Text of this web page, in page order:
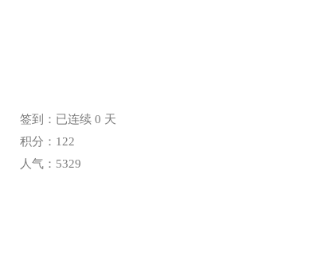
签到：已连续 0 天
积分：122
人气：5329